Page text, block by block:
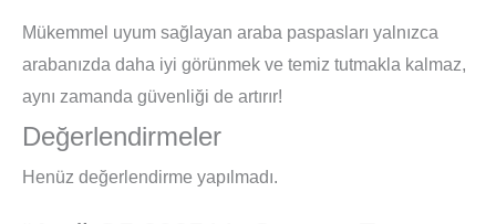
Mükemmel uyum sağlayan araba paspasları yalnızca
arabanızda daha iyi görünmek ve temiz tutmakla kalmaz,
aynı zamanda güvenliği de artırır!
Değerlendirmeler
Henüz değerlendirme yapılmadı.